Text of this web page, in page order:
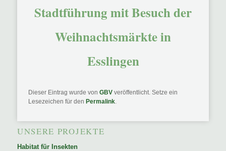
Stadtführung mit Besuch der
Weihnachtsmärkte in
Esslingen
Dieser Eintrag wurde von GBVveröffentlicht. Setze ein
Lesezeichen für den Permalink.
UNSERE PROJEKTE
Habitat für Insekten